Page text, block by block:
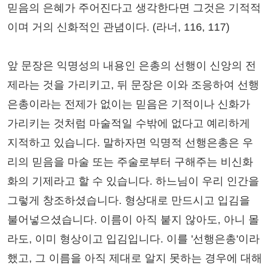
믿음의 은혜가 주어진다고 생각한다면 그것은 기적적
이며 거의 신화적인 관념이다. (라너, 116, 117)
앞 문장은 익명성의 내용인 은총의 선행이 신앙의 전
제라는 것을 가리키고, 뒤 문장은 이와 조응하여 선행
은총이라는 전제가 없이는 믿음은 기적이나 신화가
가리키는 것처럼 마술적일 수밖에 없다고 예리하게
지적하고 있습니다. 말하자면 익명적 선행은총은 우
리의 믿음을 마술 또는 주술로부터 구해주는 비신화
화의 기제라고 할 수 있습니다. 하느님이 우리 인간을
그렇게 창조하셨습니다. 형상대로 만드시고 입김을
불어넣으셨습니다. 이름이 아직 붙지 않아도, 아니 몰
라도, 이미 형상이고 입김입니다. 이를 '선행은총'이라
했고, 그 이름을 아직 제대로 알지 못하는 경우에 대해